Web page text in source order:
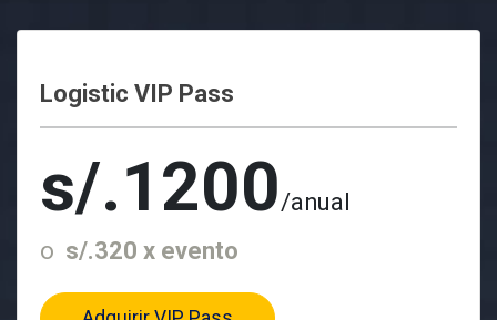
Logistic VIP Pass
s/.1200/anual
o s/.320 x evento